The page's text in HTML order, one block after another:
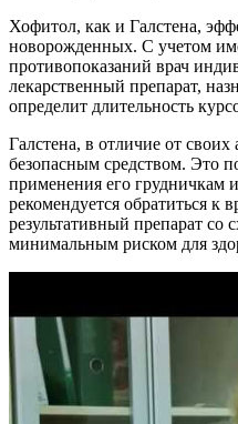
Хофитол, как и Галстена,
новорожденных. С учетом
противопоказаний врач
лекарственный препарат,
определит длительность
Галстена, в отличие от
безопасным средством. Это
применения его грудничкам
рекомендуется обратиться к
результативный препарат
минимальным риском для